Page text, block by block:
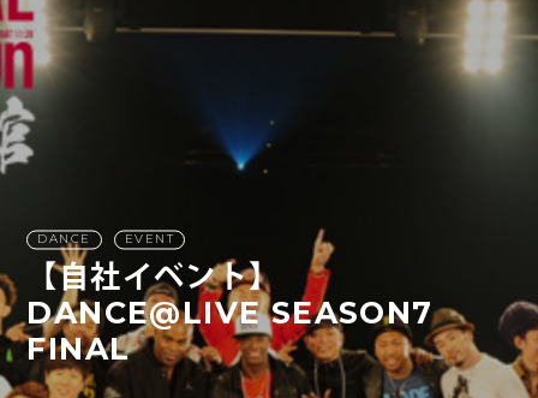
DANCE EVENT
【自社イベント】
DANCE@LIVE SEASON7
FINAL